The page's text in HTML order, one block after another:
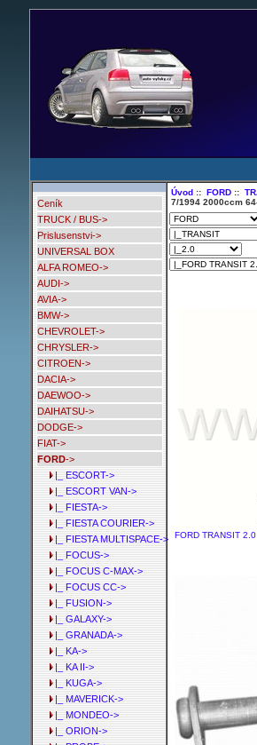
Ceník
TRUCK / BUS->
Prislusenstvi->
UNIVERSAL BOX
ALFA ROMEO->
AUDI->
AVIA->
BMW->
CHEVROLET->
CHRYSLER->
CITROEN->
DACIA->
DAEWOO->
DAIHATSU->
DODGE->
FIAT->
FORD->
|_ ESCORT->
|_ ESCORT VAN->
|_ FIESTA->
|_ FIESTA COURIER->
|_ FIESTA MULTISPACE->
|_ FOCUS->
|_ FOCUS C-MAX->
|_ FOCUS CC->
|_ FUSION->
|_ GALAXY->
|_ GRANADA->
|_ KA->
|_ KA II->
|_ KUGA->
|_ MAVERICK->
|_ MONDEO->
|_ ORION->
Úvod ::FORD ::
7/1994 2000ccm
FORD TRANSIT